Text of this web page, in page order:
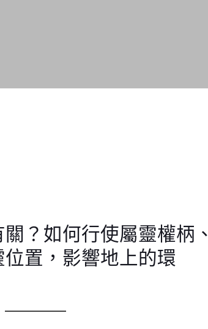
？如何行使屬靈權柄、
置，影響地上的環